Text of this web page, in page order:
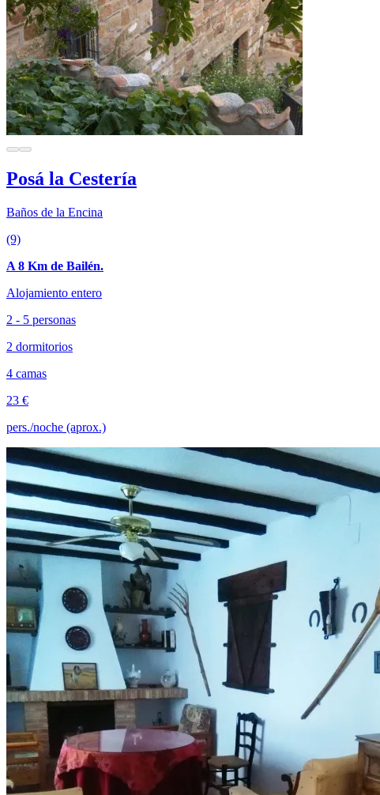
Posá la Cestería
Baños de la Encina
(9)
A 8 Km de Bailén.
Alojamiento entero
2 - 5 personas
2 dormitorios
4 camas
23 €
pers./noche (aprox.)